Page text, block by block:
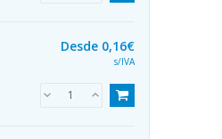
Desde 0,16€
s/IVA